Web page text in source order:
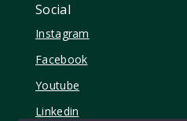
Social
Instagram
Facebook
Youtube
Linkedin